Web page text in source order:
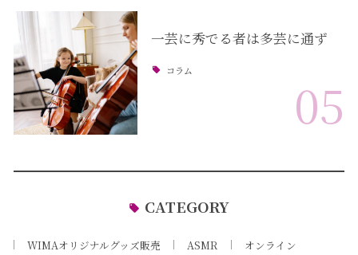
一芸に秀でる者は多芸に通ず
コラム
05
CATEGORY
WIMAオリジナルグッズ販売 ASMR オンライン